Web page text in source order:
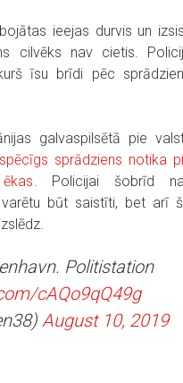
ieejas durvis un
cilvēks nav cietis.
īsu brīdi pēc
galvaspilsētā pie
sprādziens notika
. Policijai šobrīd
būt saistīti, bet arī
Politistation
cAQo9qQ49g
August 10, 2019